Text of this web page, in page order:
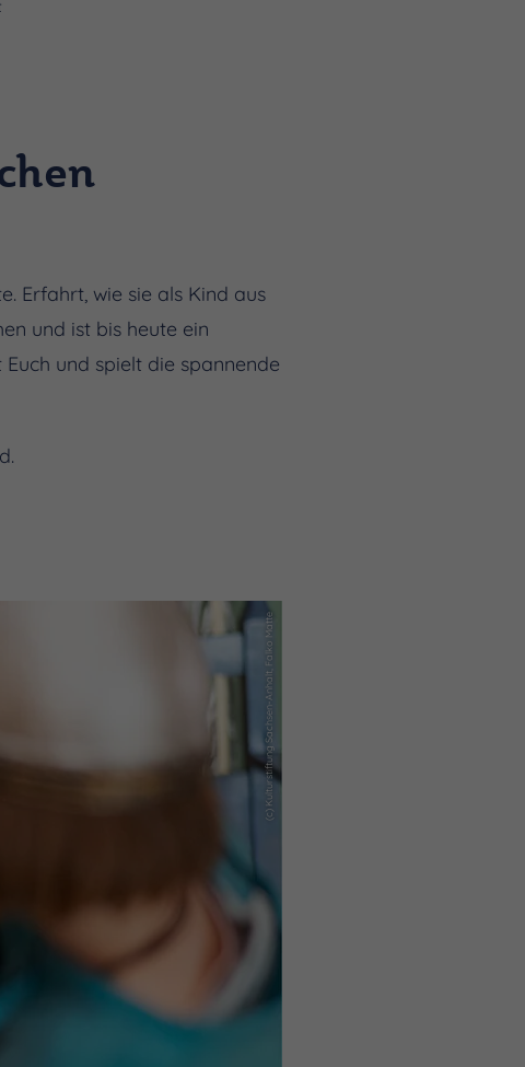
Erfahrt, wie sie als Kind aus
und ist bis heute ein
und spielt die spannende
(c) Kulturstiftung Sachsen-Anhalt, Falko Matte